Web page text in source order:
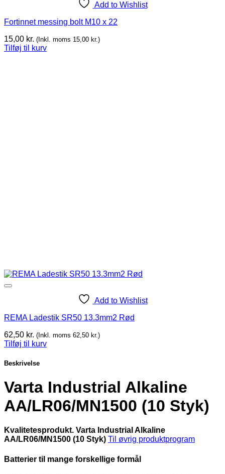
Add to Wishlist
Fortinnet messing bolt M10 x 22
15,00 kr. (Inkl. moms 15,00 kr.)
Tilføj til kurv
Add to Wishlist
REMA Ladestik SR50 13.3mm2 Rød
62,50 kr. (Inkl. moms 62,50 kr.)
Tilføj til kurv
Beskrivelse
Varta Industrial Alkaline
AA/LR06/MN1500 (10 Styk)
Kvalitetesprodukt. Varta Industrial Alkaline
AA/LR06/MN1500 (10 Styk) Til øvrig produktprogram
Batterier til mange forskellige formål